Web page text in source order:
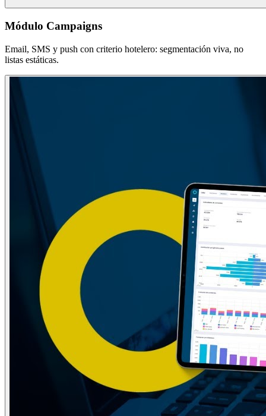
Módulo Campaigns
Email, SMS y push con criterio hotelero: segmentación viva, no
listas estáticas.